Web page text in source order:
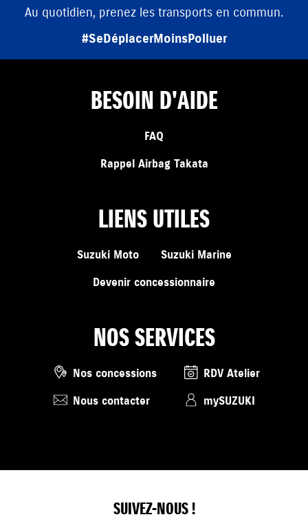
Au quotidien, prenez les transports en commun.
#SeDéplacerMoinsPolluer
BESOIN D'AIDE
FAQ
Rappel Airbag Takata
LIENS UTILES
Suzuki Moto
Suzuki Marine
Devenir concessionnaire
NOS SERVICES
Nos concessions
Nous contacter
RDV Atelier
mySUZUKI
SUIVEZ-NOUS !